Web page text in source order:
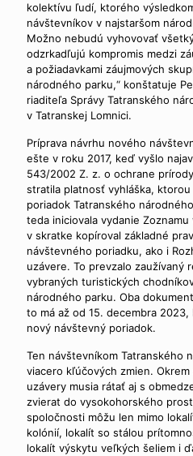
kolektívu ľudí, ktorého
návštevníkov v najstaršom
Možno nebudú vyhovovať
odzrkadľujú kompromis medzi
a požiadavkami záujmových
národného parku,“ konštatuje
riaditeľa Správy Tatranského
v Tatranskej Lomnici.
Príprava návrhu nového
ešte v roku 2017, keď vyšlo
543/2002 Z. z. o ochrane
stratila platnosť vyhláška,
poriadok Tatranského
teda iniciovala vydanie
v skratke kopíroval základné
návštevného poriadku, ako i
uzávere. To prevzalo zaužívaný
vybraných turistických
národného parku. Oba
to má až od 15. decembra
nový návštevný poriadok.
Ten návštevníkom Tatranského
viacero kľúčových zmien.
uzávery musia rátať aj s
zvierat do vysokohorského
spoločnosti môžu len mimo
kolónií, lokalít so stálou
lokalít výskytu veľkých šeliem i